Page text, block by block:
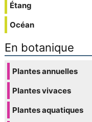
Étang
Océan
En botanique
Plantes annuelles
Plantes vivaces
Plantes aquatiques